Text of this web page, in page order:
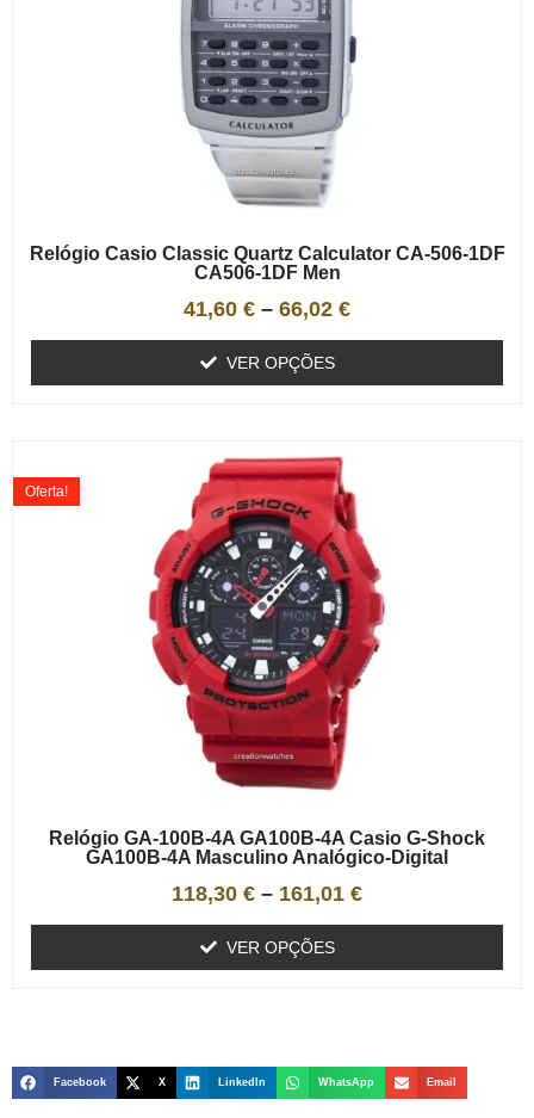
Relógio Casio Classic Quartz Calculator CA-506-1DF
CA506-1DF Men
41,60 € – 66,02 €
VER OPÇÕES
Relógio GA-100B-4A GA100B-4A Casio G-Shock
GA100B-4A Masculino Analógico-Digital
Oferta!
118,30 € – 161,01 €
VER OPÇÕES
Facebook X LinkedIn WhatsApp Email